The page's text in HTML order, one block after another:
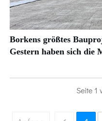
Borkens größtes
Gestern haben sich die
Seite 1